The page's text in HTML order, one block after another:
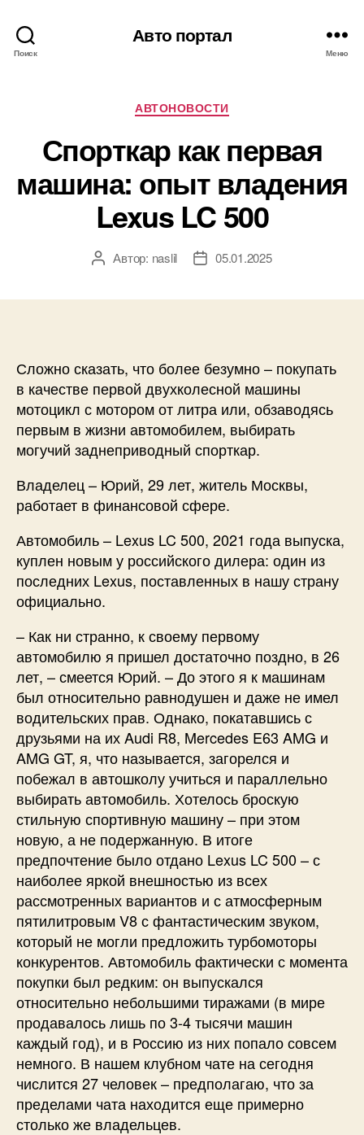
Поиск
Авто портал
Меню
Рубрики
АВТОНОВОСТИ
Спорткар как первая
машина: опыт владения
Lexus LC 500
АвторАвтор: naslil
Дата05.01.2025
Сложно сказать, что более безумно – покупать
в качестве первой двухколесной машины
мотоцикл с мотором от литра или, обзаводясь
первым в жизни автомобилем, выбирать
могучий заднеприводный спорткар.
Владелец – Юрий, 29 лет, житель Москвы,
работает в финансовой сфере.
Автомобиль – Lexus LC 500, 2021 года выпуска,
куплен новым у российского дилера: один из
последних Lexus, поставленных в нашу страну
официально.
– Как ни странно, к своему первому
автомобилю я пришел достаточно поздно, в 26
лет, – смеется Юрий. – До этого я к машинам
был относительно равнодушен и даже не имел
водительских прав. Однако, покатавшись с
друзьями на их Audi R8, Mercedes E63 AMG и
AMG GT, я, что называется, загорелся и
побежал в автошколу учиться и параллельно
выбирать автомобиль. Хотелось броскую
стильную спортивную машину – при этом
новую, а не подержанную. В итоге
предпочтение было отдано Lexus LC 500 – с
наиболее яркой внешностью из всех
рассмотренных вариантов и с атмосферным
пятилитровым V8 с фантастическим звуком,
который не могли предложить турбомоторы
конкурентов. Автомобиль фактически с момента
покупки был редким: он выпускался
относительно небольшими тиражами (в мире
продавалось лишь по 3-4 тысячи машин
каждый год), и в Россию из них попало совсем
немного. В нашем клубном чате на сегодня
числится 27 человек – предполагаю, что за
пределами чата находится еще примерно
столько же владельцев.